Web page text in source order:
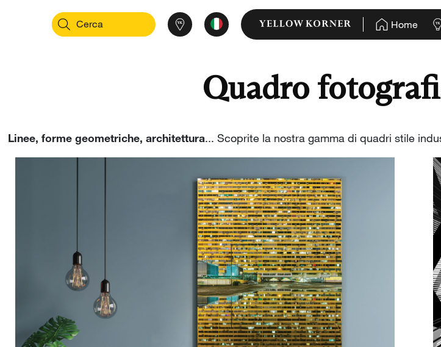
Home
Quadro
Linee, forme geometriche, architettura... Scoprite la nostra gamma di quadri stile